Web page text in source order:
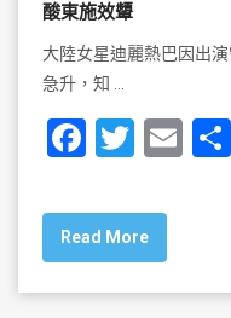
酸東施效顰
大陸女星迪麗熱巴因出
急升，知 …
F
c
e
b
T
tt
er
E
Read More